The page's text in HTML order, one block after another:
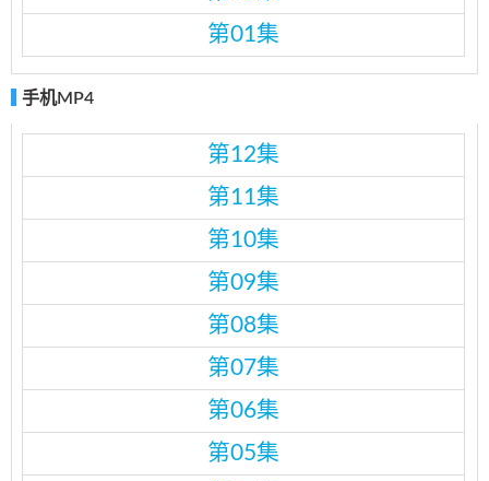
第01集
手机MP4
第12集
第11集
第10集
第09集
第08集
第07集
第06集
第05集